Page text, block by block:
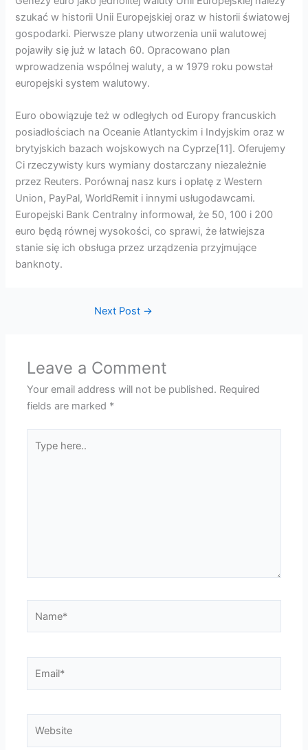
szukać w historii Unii Europejskiej oraz w historii światowej
gospodarki. Pierwsze plany utworzenia unii walutowej
pojawiły się już w latach 60. Opracowano plan
wprowadzenia wspólnej waluty, a w 1979 roku powstał
europejski system walutowy.
Euro obowiązuje też w odległych od Europy francuskich
posiadłościach na Oceanie Atlantyckim i Indyjskim oraz w
brytyjskich bazach wojskowych na Cyprze[11]. Oferujemy
Ci rzeczywisty kurs wymiany dostarczany niezależnie
przez Reuters. Porównaj nasz kurs i opłatę z Western
Union, PayPal, WorldRemit i innymi usługodawcami.
Europejski Bank Centralny informował, że 50, 100 i 200
euro będą równej wysokości, co sprawi, że łatwiejsza
stanie się ich obsługa przez urządzenia przyjmujące
banknoty.
Next Post →
Leave a Comment
Your email address will not be published. Required
fields are marked *
here..